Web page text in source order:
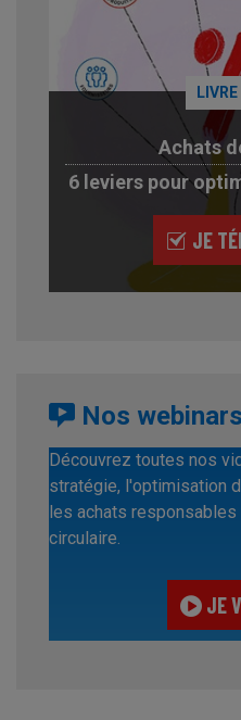
Achats
6 leviers pour
JE
Nos
Découvrez toutes nos
stratégie, l'optimisation
les achats
circulaire.
JE